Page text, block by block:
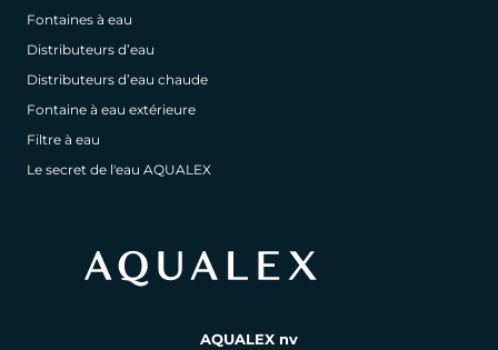
Fontaines à eau
Distributeurs d’eau
Distributeurs d’eau chaude
Fontaine à eau extérieure
Filtre à eau
Le secret de l'eau AQUALEX
AQUALEX nv